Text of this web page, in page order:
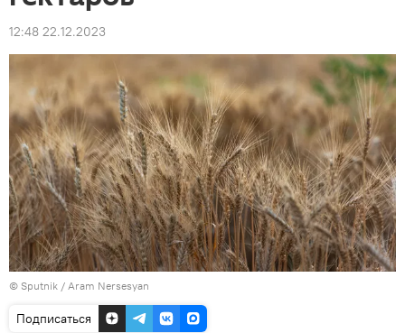
12:48 22.12.2023
© Sputnik / Aram Nersesyan
Подписаться